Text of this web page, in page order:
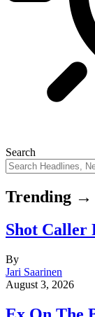
Search
Trending →
Shot Caller
By
Jari Saarinen
August 3, 2026